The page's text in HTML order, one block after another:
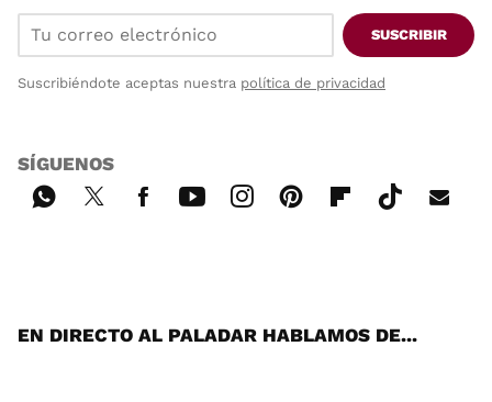
SUSCRIBIR
Suscribiéndote aceptas nuestra política de privacidad
SÍGUENOS
EN DIRECTO AL PALADAR HABLAMOS DE...